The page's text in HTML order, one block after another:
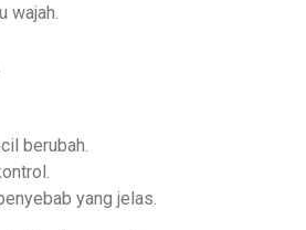
wajah.
berubah.
yang jelas.